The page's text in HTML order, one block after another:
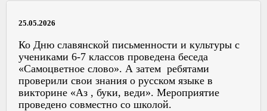
25.05.2026
Ко Дню славянской письменности и культуры с
учениками 6-7 классов проведена беседа
«Самоцветное слово». А затем ребятами
проверили свои знания о русском языке в
викторине «Аз , буки, веди». Мероприятие
проведено совместно со школой.